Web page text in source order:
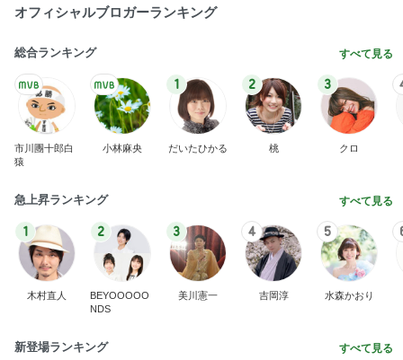
オフィシャルブロガーランキング
総合ランキング すべて見る
市川團十郎白
猿
小林麻央
1
だいたひかる
2
桃
3
クロ
急上昇ランキング すべて見る
1
木村直人
2
BEYOOOOO
NDS
3
美川憲一
4
吉岡淳
5
水森かおり
新登場ランキング すべて見る